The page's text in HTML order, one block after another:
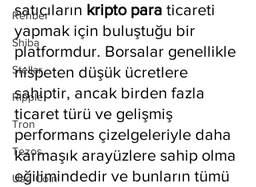
Rehber
Shiba
Stellar
Ripple
Tron
Tezos
Usd Coin
satıcıların kripto para ticareti
yapmak için buluştuğu bir
platformdur. Borsalar genellikle
nispeten düşük ücretlere
sahiptir, ancak birden fazla
ticaret türü ve gelişmiş
performans çizelgeleriyle daha
karmaşık arayüzlere sahip olma
eğilimindedir ve bunların tümü